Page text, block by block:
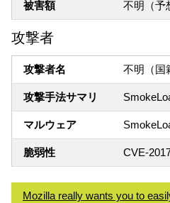
被害額 不明（予
攻撃者
攻撃者名 不明（国
攻撃手法サマリ
マルウェア
脆弱性 CVE-
Mozilla really wants you to